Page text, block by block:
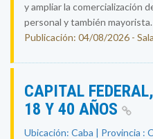
y ampliar la comercialización
personal y también
Publicación: 04/08/2026 -
CAPITAL
18 Y 40 AÑOS
Ubicación: Caba | Provincia :